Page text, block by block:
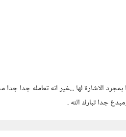
الاشارة لها ...غير انه تعامله جدا جدا
جدا تبارك الله .